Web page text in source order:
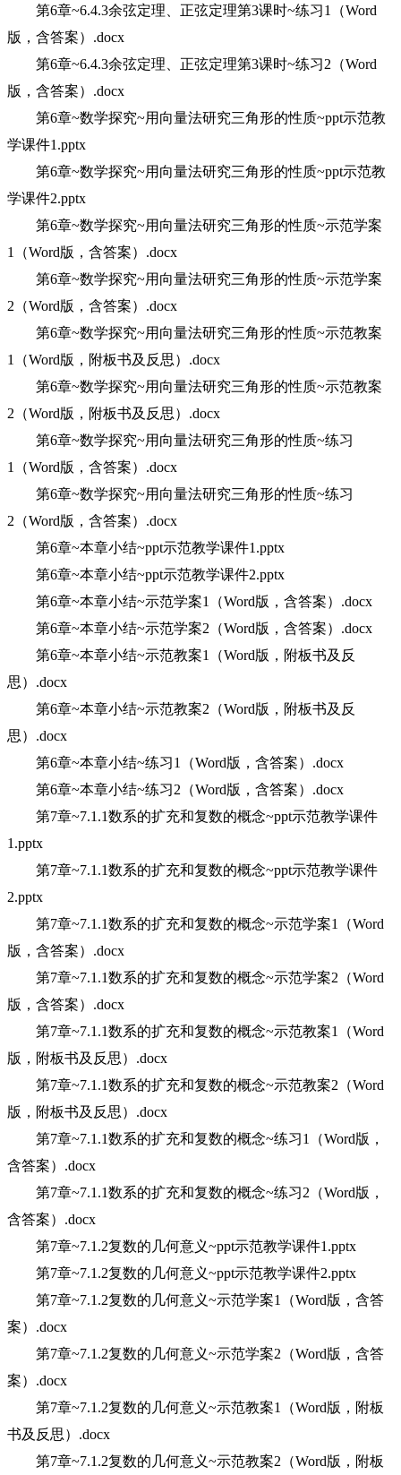
第6章~6.4.3余弦定理、正弦定理第3课时~练习1（Word
版，含答案）.docx
第6章~6.4.3余弦定理、正弦定理第3课时~练习2（Word
版，含答案）.docx
第6章~数学探究~用向量法研究三角形的性质~ppt示范教
学课件1.pptx
第6章~数学探究~用向量法研究三角形的性质~ppt示范教
学课件2.pptx
第6章~数学探究~用向量法研究三角形的性质~示范学案
1（Word版，含答案）.docx
第6章~数学探究~用向量法研究三角形的性质~示范学案
2（Word版，含答案）.docx
第6章~数学探究~用向量法研究三角形的性质~示范教案
1（Word版，附板书及反思）.docx
第6章~数学探究~用向量法研究三角形的性质~示范教案
2（Word版，附板书及反思）.docx
第6章~数学探究~用向量法研究三角形的性质~练习
1（Word版，含答案）.docx
第6章~数学探究~用向量法研究三角形的性质~练习
2（Word版，含答案）.docx
第6章~本章小结~ppt示范教学课件1.pptx
第6章~本章小结~ppt示范教学课件2.pptx
第6章~本章小结~示范学案1（Word版，含答案）.docx
第6章~本章小结~示范学案2（Word版，含答案）.docx
第6章~本章小结~示范教案1（Word版，附板书及反
思）.docx
第6章~本章小结~示范教案2（Word版，附板书及反
思）.docx
第6章~本章小结~练习1（Word版，含答案）.docx
第6章~本章小结~练习2（Word版，含答案）.docx
第7章~7.1.1数系的扩充和复数的概念~ppt示范教学课件
1.pptx
第7章~7.1.1数系的扩充和复数的概念~ppt示范教学课件
2.pptx
第7章~7.1.1数系的扩充和复数的概念~示范学案1（Word
版，含答案）.docx
第7章~7.1.1数系的扩充和复数的概念~示范学案2（Word
版，含答案）.docx
第7章~7.1.1数系的扩充和复数的概念~示范教案1（Word
版，附板书及反思）.docx
第7章~7.1.1数系的扩充和复数的概念~示范教案2（Word
版，附板书及反思）.docx
第7章~7.1.1数系的扩充和复数的概念~练习1（Word版，
含答案）.docx
第7章~7.1.1数系的扩充和复数的概念~练习2（Word版，
含答案）.docx
第7章~7.1.2复数的几何意义~ppt示范教学课件1.pptx
第7章~7.1.2复数的几何意义~ppt示范教学课件2.pptx
第7章~7.1.2复数的几何意义~示范学案1（Word版，含答
案）.docx
第7章~7.1.2复数的几何意义~示范学案2（Word版，含答
案）.docx
第7章~7.1.2复数的几何意义~示范教案1（Word版，附板
书及反思）.docx
第7章~7.1.2复数的几何意义~示范教案2（Word版，附板